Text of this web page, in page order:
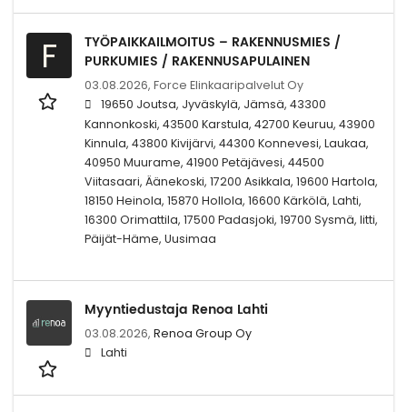
F
TYÖPAIKKAILMOITUS – RAKENNUSMIES /
PURKUMIES / RAKENNUSAPULAINEN
03.08.2026, Force Elinkaaripalvelut Oy
19650 Joutsa, Jyväskylä, Jämsä, 43300
Kannonkoski, 43500 Karstula, 42700 Keuruu, 43900
Kinnula, 43800 Kivijärvi, 44300 Konnevesi, Laukaa,
40950 Muurame, 41900 Petäjävesi, 44500
Viitasaari, Äänekoski, 17200 Asikkala, 19600 Hartola,
18150 Heinola, 15870 Hollola, 16600 Kärkölä, Lahti,
16300 Orimattila, 17500 Padasjoki, 19700 Sysmä, Iitti,
Päijät-Häme, Uusimaa
Myyntiedustaja Renoa Lahti
03.08.2026, Renoa Group Oy
Lahti